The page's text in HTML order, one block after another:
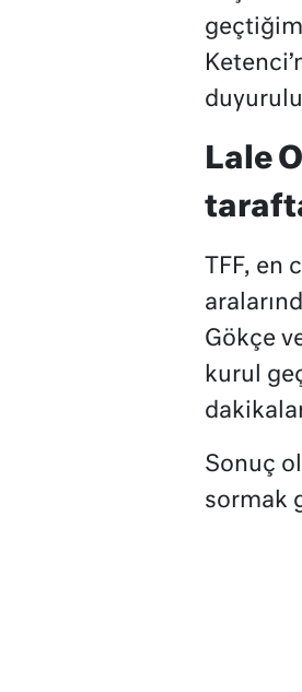
Lale
TFF, en
Gökçe
kurul
Sonuç
sormak